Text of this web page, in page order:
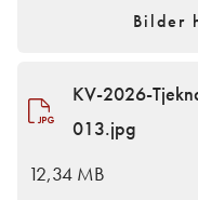
Bilder
KV-2026-
013.jpg
12,34 MB